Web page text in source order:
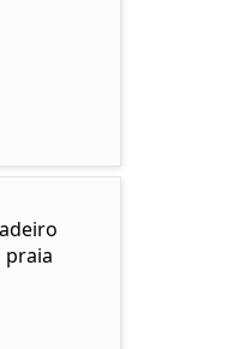
praia